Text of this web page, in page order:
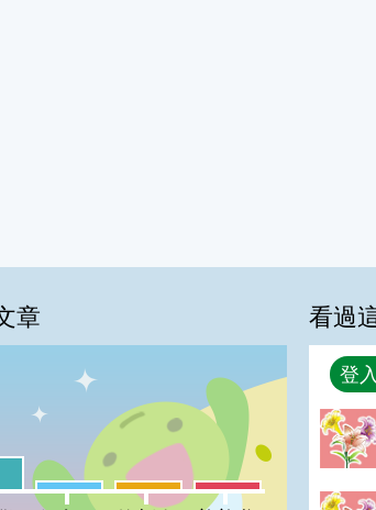
章
:27%
很實用:7%夠新奇:7%普普啦:7%
看過
回覆
登